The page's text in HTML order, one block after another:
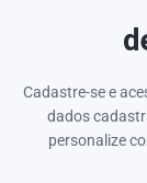
Cadastre-se e
dados
personalize